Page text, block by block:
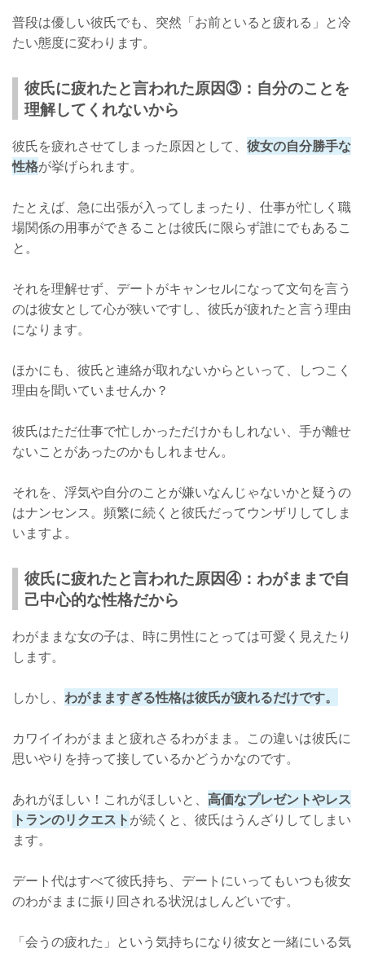
普段は優しい彼氏でも、突然「お前といると疲れる」と冷
たい態度に変わります。
彼氏に疲れたと言われた原因③：自分のことを
理解してくれないから
彼氏を疲れさせてしまった原因として、 彼女の自分勝手な
性格が挙げられます。
たとえば、急に出張が入ってしまったり、仕事が忙しく職
場関係の用事ができることは彼氏に限らず誰にでもあるこ
と。
それを理解せず、デートがキャンセルになって文句を言う
のは彼女として心が狭いですし、彼氏が疲れたと言う理由
になります。
ほかにも、彼氏と連絡が取れないからといって、しつこく
理由を聞いていませんか？
彼氏はただ仕事で忙しかっただけかもしれない、手が離せ
ないことがあったのかもしれません。
それを、浮気や自分のことが嫌いなんじゃないかと疑うの
はナンセンス。頻繁に続くと彼氏だってウンザリしてしま
いますよ。
彼氏に疲れたと言われた原因④：わがままで自
己中心的な性格だから
わがままな女の子は、時に男性にとっては可愛く見えたり
します。
しかし、 わがまますぎる性格は彼氏が疲れるだけです。
カワイイわがままと疲れさるわがまま。この違いは彼氏に
思いやりを持って接しているかどうかなのです。
あれがほしい！これがほしいと、 高価なプレゼントやレス
トランのリクエストが続くと、彼氏はうんざりしてしまい
ます。
デート代はすべて彼氏持ち、デートにいってもいつも彼女
のわがままに振り回される状況はしんどいです。
「会うの疲れた」という気持ちになり彼女と一緒にいる気